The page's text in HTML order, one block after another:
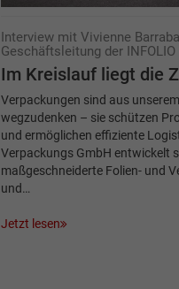
Interview mit Vivienne
Geschäftsleitung der
Im Kreislauf liegt die
Verpackungen sind aus
wegzudenken – sie schützen
und ermöglichen effiziente
Verpackungs GmbH entwickelt
maßgeschneiderte Folien- und
und…
Jetzt lesen